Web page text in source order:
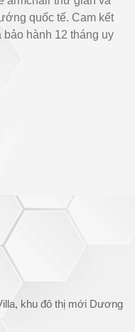
quốc tế. Cam kết
hành 12 tháng uy
khu đô thị mới Dương